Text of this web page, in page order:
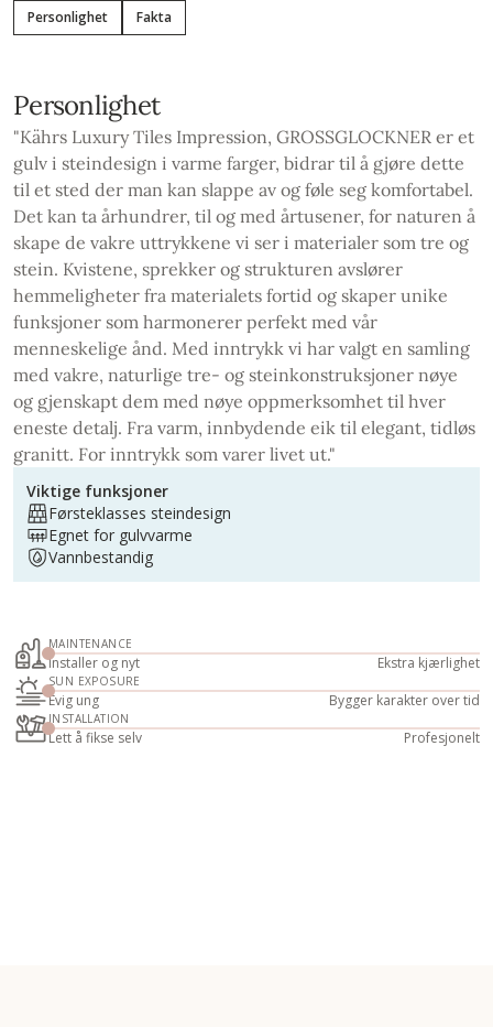
Personlighet
Fakta
Personlighet
"Kährs Luxury Tiles Impression, GROSSGLOCKNER er et
gulv i steindesign i varme farger, bidrar til å gjøre dette
til et sted der man kan slappe av og føle seg komfortabel.
Det kan ta århundrer, til og med årtusener, for naturen å
skape de vakre uttrykkene vi ser i materialer som tre og
stein. Kvistene, sprekker og strukturen avslører
hemmeligheter fra materialets fortid og skaper unike
funksjoner som harmonerer perfekt med vår
menneskelige ånd. Med inntrykk vi har valgt en samling
med vakre, naturlige tre- og steinkonstruksjoner nøye
og gjenskapt dem med nøye oppmerksomhet til hver
eneste detalj. Fra varm, innbydende eik til elegant, tidløs
granitt. For inntrykk som varer livet ut."
Viktige funksjoner
Førsteklasses steindesign
Egnet for gulvvarme
Vannbestandig
MAINTENANCE
Installer og nyt Ekstra kjærlighet
SUN EXPOSURE
Evig ung Bygger karakter over tid
INSTALLATION
Lett å fikse selv Profesjonelt